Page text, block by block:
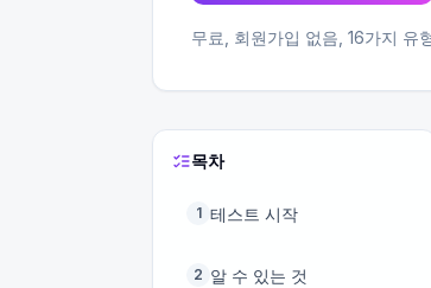
무료, 회원가입 없음, 16가지 유
목차
1 테스트 시작
2 알 수 있는 것